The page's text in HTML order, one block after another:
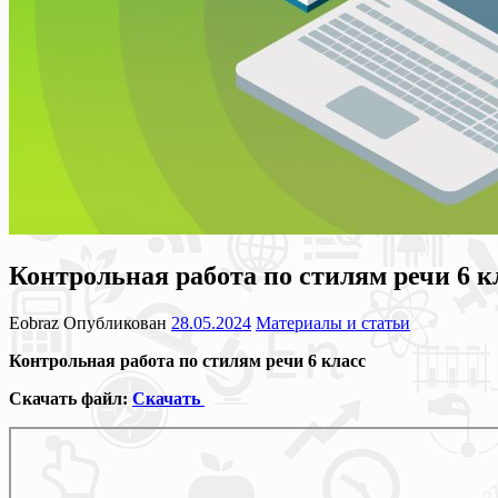
Контрольная работа по стилям речи 6
Eobraz Опубликован 28.05.2024 Материалы и статьи
Контрольная работа по стилям речи 6 класс
Скачать файл: Скачать